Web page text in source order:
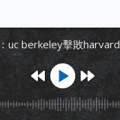
uc berkeley擊敗harvard